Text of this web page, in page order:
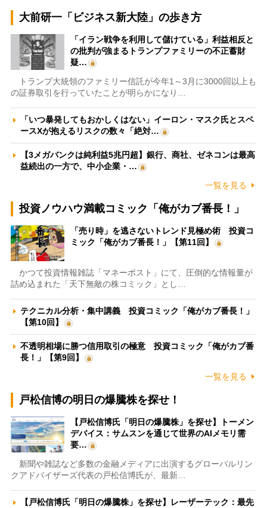
大前研一「ビジネス新大陸」の歩き方
「イラン戦争を利用して儲けている」利益相反と
の批判が強まるトランプファミリーの不正蓄財
疑…
トランプ大統領のファミリー信託が今年1～3月に3000回以上も
の証券取引を行っていたことが明らかになり…
「いつ暴発してもおかしくはない」イーロン・マスク氏とスペ
ースXが抱えるリスクの数々「絶対…
【3メガバンクは純利益5兆円超】銀行、商社、ゼネコンは最高
益続出の一方で、中小企業・…
一覧を見る
投資ノウハウ満載コミック「俺がカブ番長！」
「売り時」を逃さないトレンド見極め術 投資コ
ミック「俺がカブ番長！」【第11回】
かつて投資情報雑誌「マネーポスト」にて、圧倒的な情報量が
詰め込まれた「天下無敵の株コミック」とし…
テクニカル分析・集中講義 投資コミック「俺がカブ番長！」
【第10回】
不透明相場に勝つ信用取引の極意 投資コミック「俺がカブ番
長！」【第9回】
一覧を見る
戸松信博の明日の爆騰株を探せ！
【戸松信博氏「明日の爆騰株」を探せ】トーメン
デバイス：サムスンを通じて世界のAIメモリ需
要…
新聞や雑誌など多数の金融メディアに出演するグローバルリン
クアドバイザーズ代表の戸松信博氏が、最新…
【戸松信博氏「明日の爆騰株」を探せ】レーザーテック：最先